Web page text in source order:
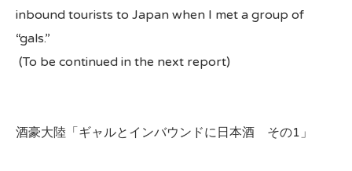
inbound tourists to Japan when I met a group of
“gals.”
(To be continued in the next report)
酒豪大陸「ギャルとインバウンドに日本酒 その1」